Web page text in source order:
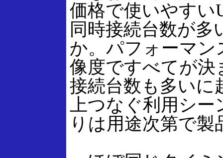
価格で使いやすい
同時接続台数が
か。パフォーマン
像度ですべてが決
接続台数も多いに
上つなぐ利用シー
りは用途次第で